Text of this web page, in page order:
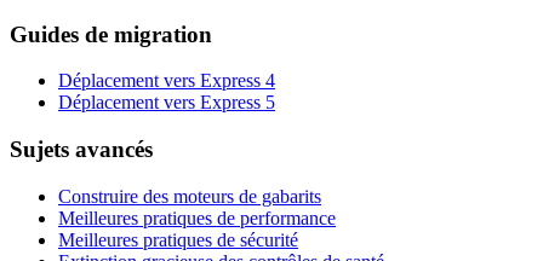
Guides de migration
Déplacement vers Express 4
Déplacement vers Express 5
Sujets avancés
Construire des moteurs de gabarits
Meilleures pratiques de performance
Meilleures pratiques de sécurité